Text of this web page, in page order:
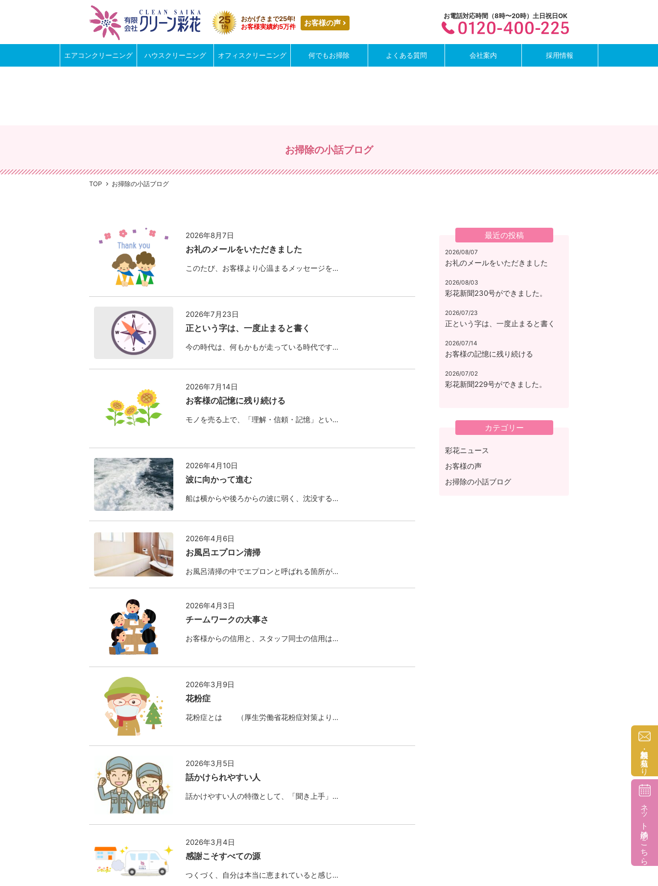
おかげさまで25年!
お客様実績約5万件
お客様の声
お電話対応時間（8時〜20時）土日祝日OK
エアコンクリーニング ハウスクリーニング オフィスクリーニング 何でもお掃除 よくある質問 会社案内 採用情報
: Undefined array key 0 in /home/cleansaika/c-saika.jp/public_html/wp/wp-content/themes/saika/archive.php
: Attempt to read property "cat_name" on null in /home/cleansaika/c-saika.jp/public_html/wp/wp-content/themes/saika/archive.phpon line5
: Undefined array key 0 in/home/cleansaika/c-saika.jp/public_html/wp/wp-content/themes/saika/archive.php
: Attempt to read property "category_nicename" on null in/home/cleansaika/c-saika.jp/public_html/wp/wp-content/themes/saika/archive.php 6
お掃除の小話ブログ
TOP お掃除の小話ブログ
2026年8月7日
お礼のメールをいただきました
このたび、お客様より心温まるメッセージを...
2026年7月23日
正という字は、一度止まると書く
今の時代は、何もかもが走っている時代です...
2026年7月14日
お客様の記憶に残り続ける
モノを売る上で、「理解・信頼・記憶」とい...
2026年4月10日
波に向かって進む
船は横からや後ろからの波に弱く、沈没する...
2026年4月6日
お風呂エプロン清掃
お風呂清掃の中でエプロンと呼ばれる箇所が...
2026年4月3日
チームワークの大事さ
お客様からの信用と、スタッフ同士の信用は...
2026年3月9日
花粉症
花粉症とは （厚生労働省花粉症対策より...
2026年3月5日
話かけられやすい人
話かけやすい人の特徴として、「聞き上手」...
2026年3月4日
感謝こそすべての源
つくづく、自分は本当に恵まれていると感じ...
最近の投稿
2026/08/07
お礼のメールをいただきました
2026/08/03
彩花新聞230号ができました。
2026/07/23
正という字は、一度止まると書く
2026/07/14
お客様の記憶に残り続ける
2026/07/02
彩花新聞229号ができました。
カテゴリー
彩花ニュース
お客様の声
お掃除の小話ブログ
無料相談・お見積もり
ネット予約はこちら